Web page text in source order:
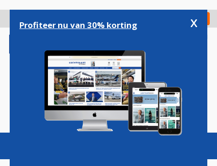
gaan
Check in
Magazine Podcasts Vacatures
Profiteer nu van 30% korting x